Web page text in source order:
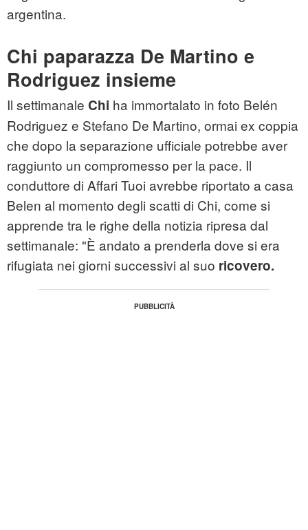
argentina.
Chi paparazza De Martino e
Rodriguez insieme
Il settimanale Chi ha immortalato in foto Belén
Rodriguez e Stefano De Martino, ormai ex coppia
che dopo la separazione ufficiale potrebbe aver
raggiunto un compromesso per la pace. Il
conduttore di Affari Tuoi avrebbe riportato a casa
Belen al momento degli scatti di Chi, come si
apprende tra le righe della notizia ripresa dal
settimanale: "È andato a prenderla dove si era
rifugiata nei giorni successivi al suo ricovero.